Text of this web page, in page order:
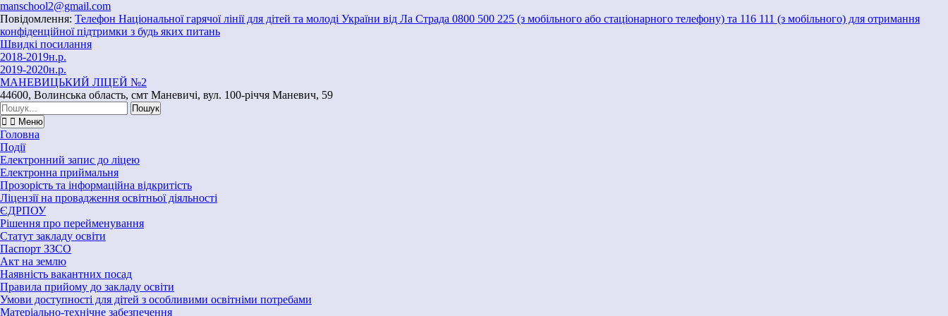
Перейти
до
вмісту
manschool2@gmail.com
Повідомлення: Телефон Національної гарячої лінії для дітей та молоді України від Ла Страда 0800 500 225 (з мобільного або стаціонарного телефону) та 116 111 (з мобільного) для отримання
конфіденційної підтримки з будь яких питань
Швидкі посилання
2018-2019н.р.
2019-2020н.р.
МАНЕВИЦЬКИЙ ЛІЦЕЙ №2
44600, Волинська область, смт Маневичі, вул. 100-річчя Маневич, 59
Шукати:
Меню
Головна
Події
Електронний запис до ліцею
Електронна приймальня
Прозорість та інформаційна відкритість
Ліцензії на провадження освітньої діяльності
ЄДРПОУ
Рішення про перейменування
Статут закладу освіти
Паспорт ЗЗСО
Акт на землю
Наявність вакантних посад
Правила прийому до закладу освіти
Умови доступності для дітей з особливими освітніми потребами
Матеріально-технічне забезпечення